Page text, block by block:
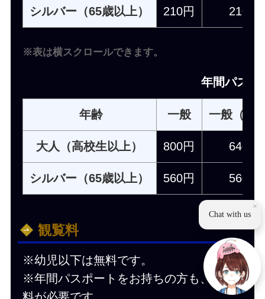
シルバー（65歳以上） 210円 210円
※表は横スクロールできます。
年間パスポ
年齢 一般 一般（団
大人（高校生以上） 800円 640円
シルバー（65歳以上） 560円 560円
観覧料
※幼児以下は無料です。
※年間パスポートをお持ちの方も、観覧
料が必要です。
×
Chat with us